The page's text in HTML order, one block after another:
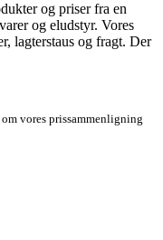
og priser fra en
og eludstyr. Vores
lagterstaus og fragt. Der
vores prissammenligning